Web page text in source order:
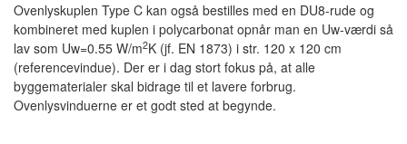
Ovenlyskuplen Type C kan også bestilles med en DU8-rude og
kombineret med kuplen i polycarbonat opnår man en Uw-værdi så
lav som Uw=0.55 W/m2K (jf. EN 1873) i str. 120 x 120 cm
(referencevindue). Der er i dag stort fokus på, at alle
byggematerialer skal bidrage til et lavere forbrug.
Ovenlysvinduerne er et godt sted at begynde.